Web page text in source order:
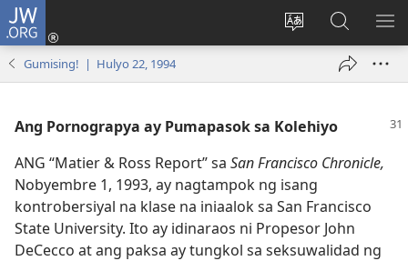
JW.ORG
Baguhin
site
Mag-
log
na
bagong
window)
sa
JW.ORG
Gumising! | Hulyo 22, 1994
Ang Pornograpya ay Pumapasok sa Kolehiyo
ANG “Matier & Ross Report” sa San Francisco Chronicle,
Nobyembre 1, 1993, ay nagtampok ng isang
kontrobersiyal na klase na iniaalok sa San Francisco
State University. Ito ay idinaraos ni Propesor John
DeCecco at ang paksa ay tungkol sa seksuwalidad ng